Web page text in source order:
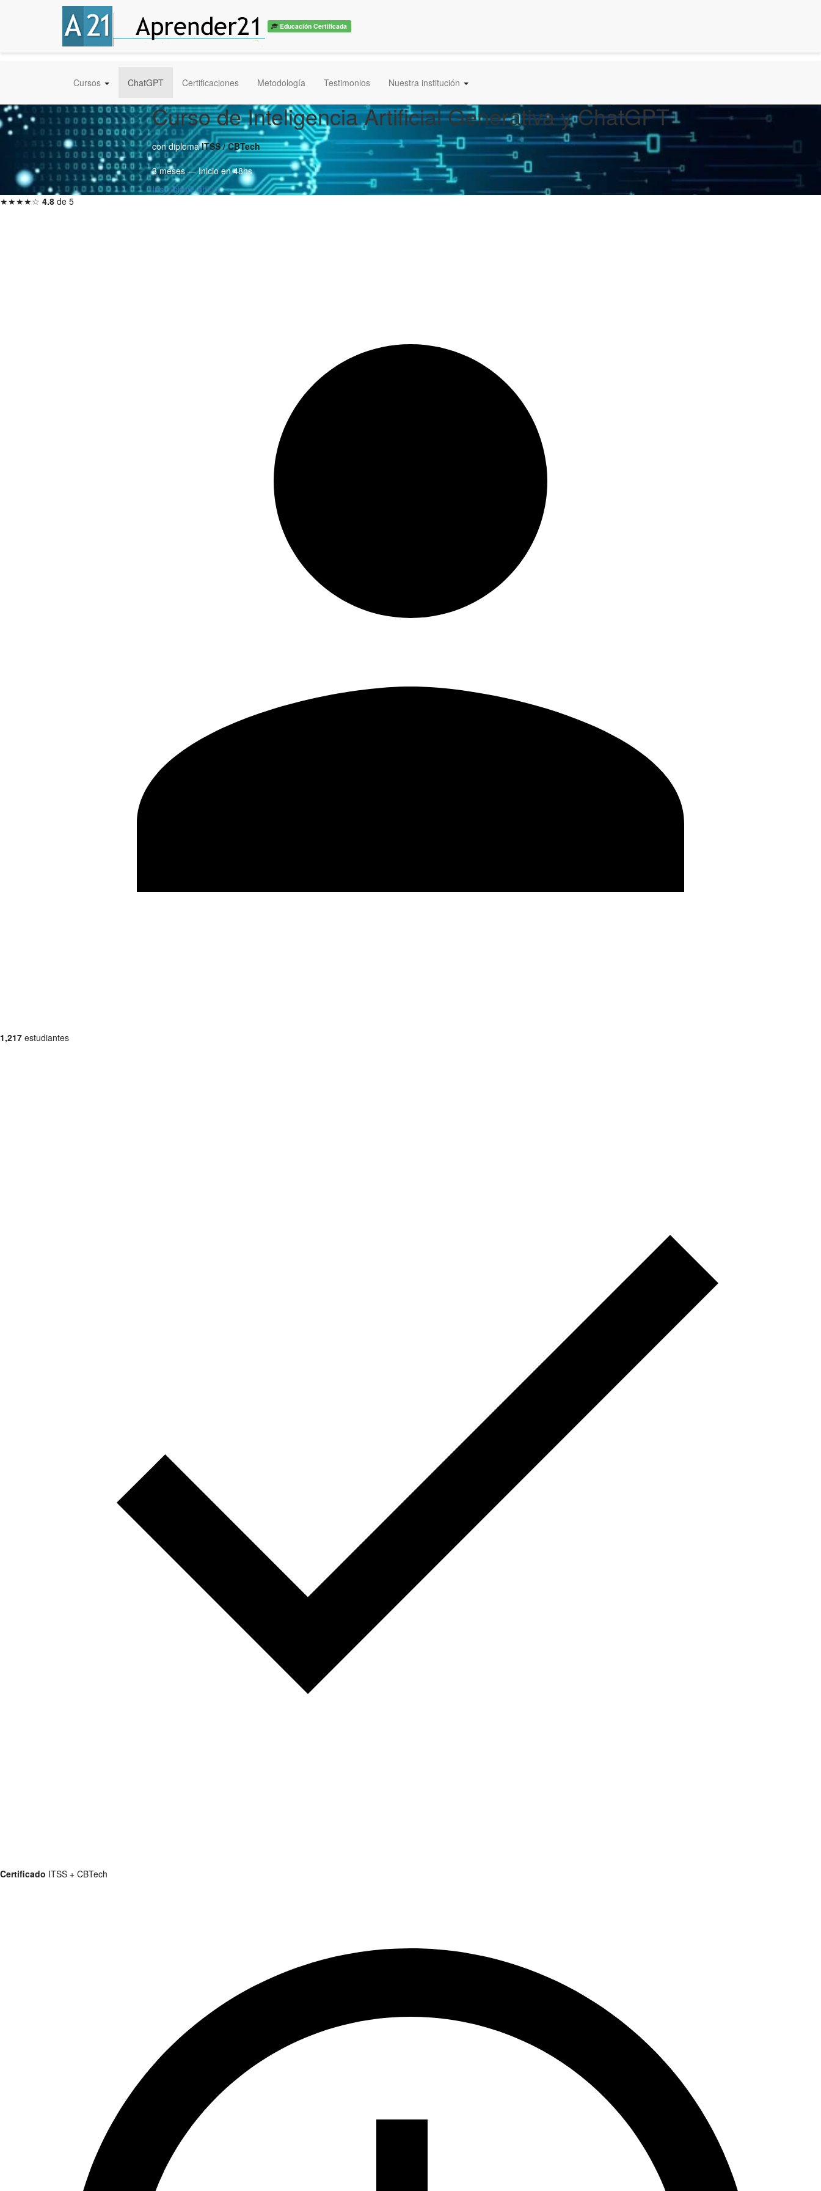
Educación Certificada
Cursos ChatGPT Certificaciones Metodología Testimonios Nuestra institución
Curso de Inteligencia Artificial Generativa y ChatGPT
con diplomaITSS / CBTech
3 meses — Inicio en 48hs
Inscribirme ahora →
★★★★☆ 4.8 de 5
1,217 estudiantes
Certificado ITSS + CBTech